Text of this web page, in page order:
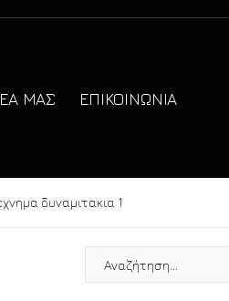
ΜΑΣ ΕΠΙΚΟΙΝΩΝΊΑ
δυναμιτακια 1